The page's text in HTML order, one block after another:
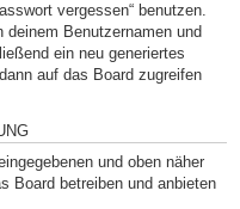
vergessen“ benutzen.
deinem Benutzernamen und
ein neu generiertes
auf das Board zugreifen
und oben näher
Board betreiben und anbieten